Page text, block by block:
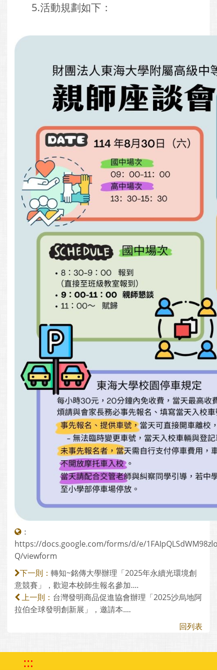
5.活動規劃如下：
：
https://docs.google.com/forms/d/e/
Q/viewform
下一則： 轉知~銘傳大學辦理「2025年永續光環境創
意競賽」，歡迎本校師生報名參加....
上一則： 台灣發明商品促進協會辦理「2025沙烏地阿
拉伯全球發明創新展」，邀請本....
回列表
:::